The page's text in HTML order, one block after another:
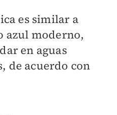
es similar a
azul moderno,
en aguas
de acuerdo con